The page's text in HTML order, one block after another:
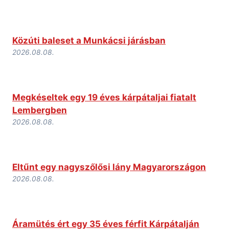
Közúti baleset a Munkácsi járásban
2026.08.08.
Megkéseltek egy 19 éves kárpátaljai fiatalt
Lembergben
2026.08.08.
Eltűnt egy nagyszőlősi lány Magyarországon
2026.08.08.
Áramütés ért egy 35 éves férfit Kárpátalján